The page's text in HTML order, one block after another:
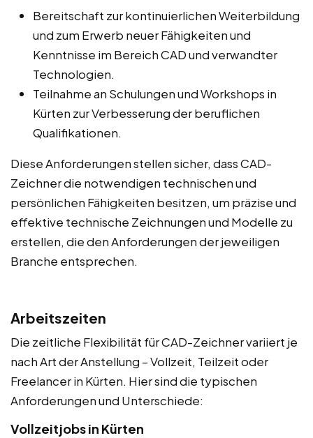
Bereitschaft zur kontinuierlichen Weiterbildung
und zum Erwerb neuer Fähigkeiten und
Kenntnisse im Bereich CAD und verwandter
Technologien.
Teilnahme an Schulungen und Workshops in
Kürten zur Verbesserung der beruflichen
Qualifikationen.
Diese Anforderungen stellen sicher, dass CAD-
Zeichner die notwendigen technischen und
persönlichen Fähigkeiten besitzen, um präzise und
effektive technische Zeichnungen und Modelle zu
erstellen, die den Anforderungen der jeweiligen
Branche entsprechen.
Arbeitszeiten
Die zeitliche Flexibilität für CAD-Zeichner variiert je
nach Art der Anstellung – Vollzeit, Teilzeit oder
Freelancer in Kürten. Hier sind die typischen
Anforderungen und Unterschiede:
Vollzeitjobs in Kürten